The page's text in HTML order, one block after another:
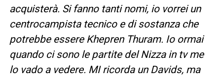
acquisterà. Si fanno tanti nomi, io vorrei un
centrocampista tecnico e di sostanza che
potrebbe essere Khepren Thuram. Io ormai
quando ci sono le partite del Nizza in tv me
lo vado a vedere. MI ricorda un Davids, ma